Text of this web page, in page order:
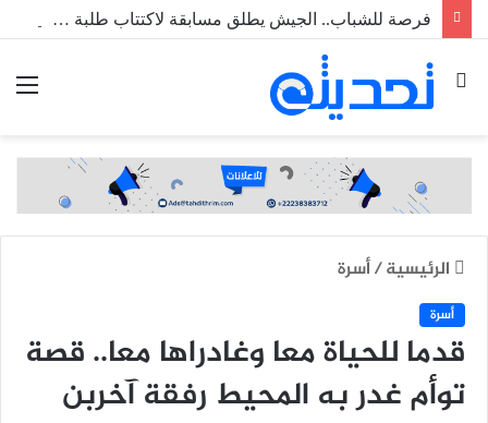
فرصة للشباب.. الجيش يطلق مسابقة لاكتتاب طلبة ضباط عاملين
بحث
عن
الرئيسية/أسرة
أسرة
قدما للحياة معا وغادراها معا.. قصة
توأم غدر به المحيط رفقة آخربن